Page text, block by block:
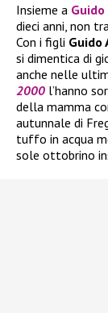
Insieme a
dieci anni, non
Con i figli Guido
si dimentica di
anche nelle
2000 l’hanno
della mamma
autunnale di
tuffo in acqua
sole ottobrino